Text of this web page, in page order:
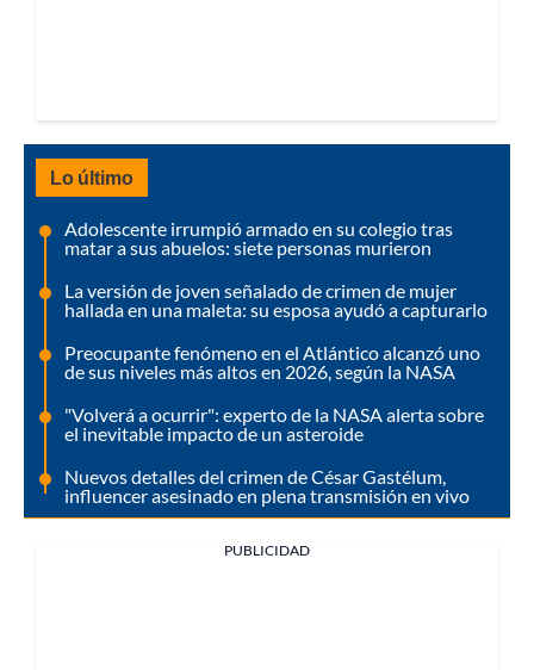
Lo último
Adolescente irrumpió armado en su colegio tras
matar a sus abuelos: siete personas murieron
La versión de joven señalado de crimen de mujer
hallada en una maleta: su esposa ayudó a capturarlo
Preocupante fenómeno en el Atlántico alcanzó uno
de sus niveles más altos en 2026, según la NASA
"Volverá a ocurrir": experto de la NASA alerta sobre
el inevitable impacto de un asteroide
Nuevos detalles del crimen de César Gastélum,
influencer asesinado en plena transmisión en vivo
PUBLICIDAD